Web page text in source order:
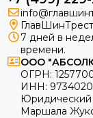
7 дней в
времени.
ООО
ОГРН:
ИНН:
Юридический
Маршала